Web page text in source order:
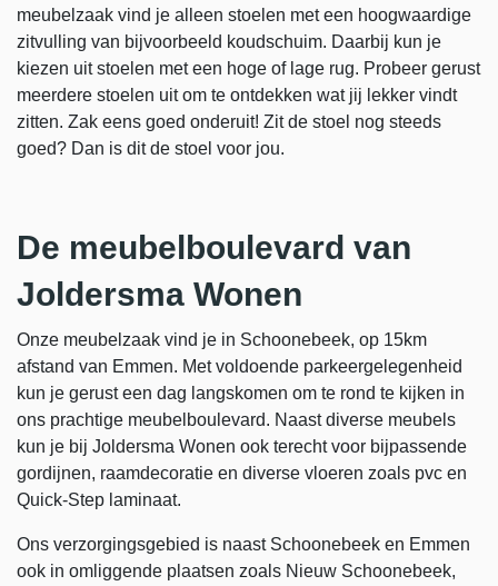
meubelzaak vind je alleen stoelen met een hoogwaardige
zitvulling van bijvoorbeeld koudschuim. Daarbij kun je
kiezen uit stoelen met een hoge of lage rug. Probeer gerust
meerdere stoelen uit om te ontdekken wat jij lekker vindt
zitten. Zak eens goed onderuit! Zit de stoel nog steeds
goed? Dan is dit de stoel voor jou.
De meubelboulevard van
Joldersma Wonen
Onze meubelzaak vind je in Schoonebeek, op 15km
afstand van Emmen. Met voldoende parkeergelegenheid
kun je gerust een dag langskomen om te rond te kijken in
ons prachtige meubelboulevard. Naast diverse meubels
kun je bij Joldersma Wonen ook terecht voor bijpassende
gordijnen, raamdecoratie en diverse vloeren zoals pvc en
Quick-Step laminaat.
Ons verzorgingsgebied is naast Schoonebeek en Emmen
ook in omliggende plaatsen zoals Nieuw Schoonebeek,